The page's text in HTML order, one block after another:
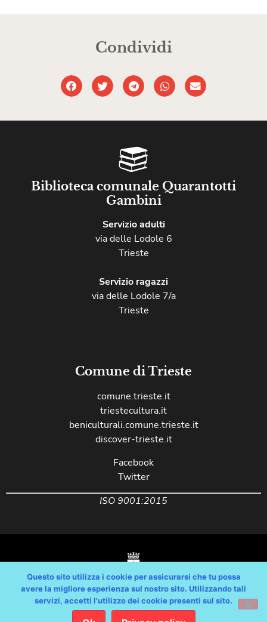
Condividi
Biblioteca comunale Quarantotti
Gambini
Servizio adulti
via delle Lodole 6
Trieste
Servizio ragazzi
via delle Lodole 7/a
Trieste
Comune di Trieste
comune.trieste.it
triestecultura.it
beniculturali.comune.trieste.it
discover-trieste.it
Facebook
Twitter
ISO 9001:2015
Copyright © Comune di Trieste – partita Iva 00210240321 – tutti i diritti
riservati / Progetto e Sviluppo Media Technologies Srl /
Questo sito utilizza i cookie per assicurarsi che tu possa
avere la migliore esperienza sul nostro sito. Utilizzando tali
servizi, accetti l'utilizzo dei cookie presenti sul sito.